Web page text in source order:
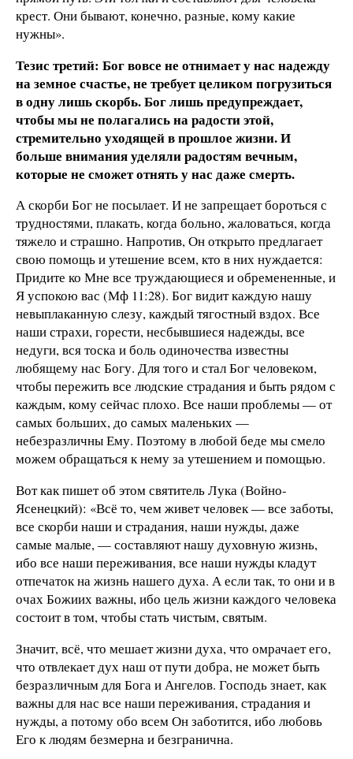
крест. Они бывают, конечно, разные, кому какие
нужны».
Тезис третий: Бог вовсе не отнимает у нас надежду
на земное счастье, не требует целиком погрузиться
в одну лишь скорбь. Бог лишь предупреждает,
чтобы мы не полагались на радости этой,
стремительно уходящей в прошлое жизни. И
больше внимания уделяли радостям вечным,
которые не сможет отнять у нас даже смерть.
А скорби Бог не посылает. И не запрещает бороться с
трудностями, плакать, когда больно, жаловаться, когда
тяжело и страшно. Напротив, Он открыто предлагает
свою помощь и утешение всем, кто в них нуждается:
Придите ко Мне все труждающиеся и обремененные, и
Я успокою вас (Мф 11:28). Бог видит каждую нашу
невыплаканную слезу, каждый тягостный вздох. Все
наши страхи, горести, несбывшиеся надежды, все
недуги, вся тоска и боль одиночества известны
любящему нас Богу. Для того и стал Бог человеком,
чтобы пережить все людские страдания и быть рядом с
каждым, кому сейчас плохо. Все наши проблемы — от
самых больших, до самых маленьких —
небезразличны Ему. Поэтому в любой беде мы смело
можем обращаться к нему за утешением и помощью.
Вот как пишет об этом святитель Лука (Войно-
Ясенецкий): «Всё то, чем живет человек — все заботы,
все скорби наши и страдания, наши нужды, даже
самые малые, — составляют нашу духовную жизнь,
ибо все наши переживания, все наши нужды кладут
отпечаток на жизнь нашего духа. А если так, то они и в
очах Божиих важны, ибо цель жизни каждого человека
состоит в том, чтобы стать чистым, святым.
Значит, всё, что мешает жизни духа, что омрачает его,
что отвлекает дух наш от пути добра, не может быть
безразличным для Бога и Ангелов. Господь знает, как
важны для нас все наши переживания, страдания и
нужды, а потому обо всем Он заботится, ибо любовь
Его к людям безмерна и безгранична.